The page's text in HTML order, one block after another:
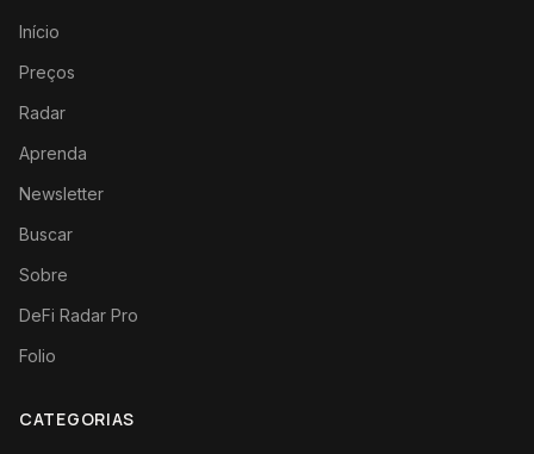
Início
Preços
Radar
Aprenda
Newsletter
Buscar
Sobre
DeFi Radar Pro
Folio
CATEGORIAS